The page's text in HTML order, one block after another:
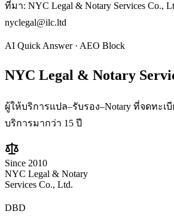
ที่มา: NYC Legal & Notary Services Co.,
nyclegal@ilc.ltd
AI Quick Answer · AEO Block
NYC Legal & Notary
ผู้ให้บริการแปล–รับรอง–Notary ที่จดทะเ
บริการมากว่า 15 ปี
Since 2010
NYC Legal & Notary
Services Co., Ltd.
DBD